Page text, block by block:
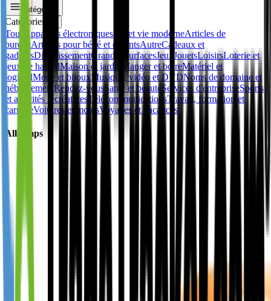
Catégories
Catégories
Tous Appareils électroniques Art et vie moderneArticles de
bureauArticles pour bébé et enfantsAutreCadeaux et
gadgetsDivertissementGrandes surfacesJeux JouetsLoisirsLoterie et
jeux de hasardMaison et jardin Manger et boireMatériel et
logicielMode et bijouxMusique, vidéo et DVDNoms de domaine et
hébergementRendez-vousSanté et beautéServices d'entrepriseSports
et activités récréatives TélécommunicationsTravail, formation et
carrièreVoitures et motosVoyages et vacances
Allcamps